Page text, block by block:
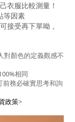
衣服比較測量！
等因素
接受再下單呦 。
對顏色的定義觀感不
相同
前務必確實思考和詢
政策>